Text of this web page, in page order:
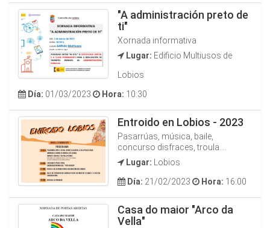
"A administración preto de
ti"
Xornada informativa
Lugar: Edificio Multiusos de
Lobios
Día: 01/03/2023 Hora: 10:30
Entroido en Lobios - 2023
Pasarrúas, música, baile,
concurso disfraces, troula....
Lugar: Lobios
Día: 21/02/2023 Hora: 16:00
Casa do maior "Arco da
Vella"